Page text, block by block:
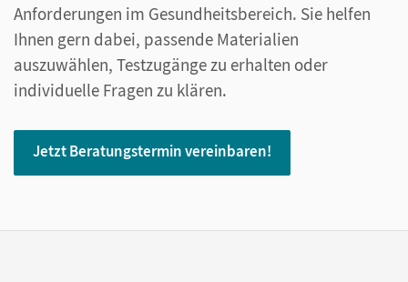
Anforderungen im Gesundheitsbereich. Sie helfen
Ihnen gern dabei, passende Materialien
auszuwählen, Testzugänge zu erhalten oder
individuelle Fragen zu klären.
Jetzt Beratungstermin vereinbaren!